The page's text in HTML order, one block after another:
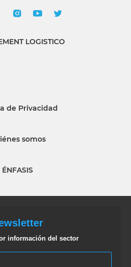
LOGISTICO
de Privacidad
somos
ÉNFASIS
información del sector